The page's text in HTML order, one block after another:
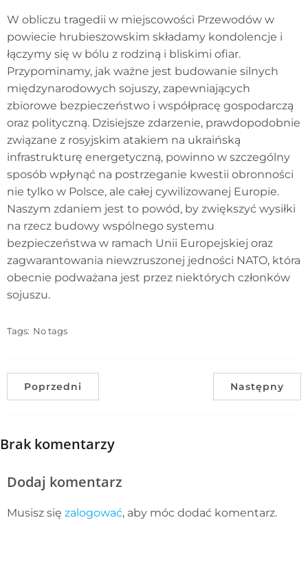
W obliczu tragedii w miejscowości Przewodów w
powiecie hrubieszowskim składamy kondolencje i
łączymy się w bólu z rodziną i bliskimi ofiar.
Przypominamy, jak ważne jest budowanie silnych
międzynarodowych sojuszy, zapewniających
zbiorowe bezpieczeństwo i współpracę gospodarczą
oraz polityczną. Dzisiejsze zdarzenie, prawdopodobnie
związane z rosyjskim atakiem na ukraińską
infrastrukturę energetyczną, powinno w szczególny
sposób wpłynąć na postrzeganie kwestii obronności
nie tylko w Polsce, ale całej cywilizowanej Europie.
Naszym zdaniem jest to powód, by zwiększyć wysiłki
na rzecz budowy wspólnego systemu
bezpieczeństwa w ramach Unii Europejskiej oraz
zagwarantowania niewzruszonej jedności NATO, która
obecnie podważana jest przez niektórych członków
sojuszu.
Tags: No tags
Poprzedni Następny
Brak komentarzy
Dodaj komentarz
Musisz się zalogować, aby móc dodać komentarz.